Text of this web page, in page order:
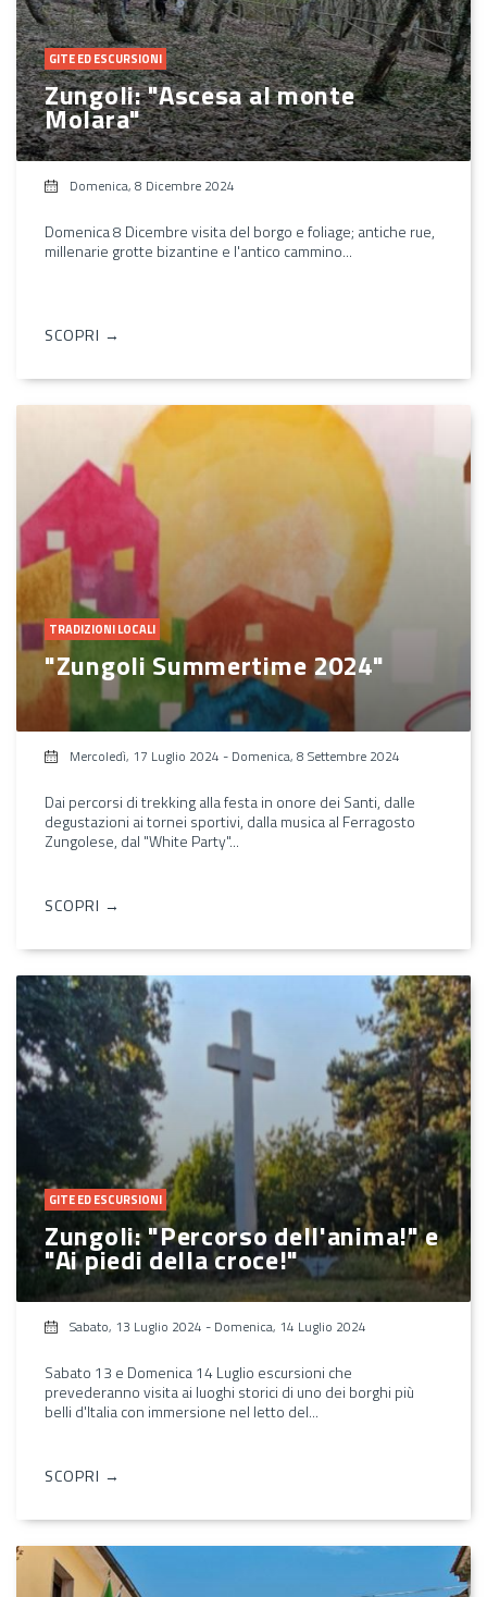
GITE ED ESCURSIONI
Zungoli: "Ascesa al monte
Molara"
Domenica, 8 Dicembre 2024
Domenica 8 Dicembre visita del borgo e foliage; antiche rue,
millenarie grotte bizantine e l'antico cammino...
SCOPRI →
TRADIZIONI LOCALI
"Zungoli Summertime 2024"
Mercoledì, 17 Luglio 2024 - Domenica, 8 Settembre 2024
Dai percorsi di trekking alla festa in onore dei Santi, dalle
degustazioni ai tornei sportivi, dalla musica al Ferragosto
Zungolese, dal "White Party"...
SCOPRI →
GITE ED ESCURSIONI
Zungoli: "Percorso dell'anima!" e
"Ai piedi della croce!"
Sabato, 13 Luglio 2024 - Domenica, 14 Luglio 2024
Sabato 13 e Domenica 14 Luglio escursioni che
prevederanno visita ai luoghi storici di uno dei borghi più
belli d'Italia con immersione nel letto del...
SCOPRI →